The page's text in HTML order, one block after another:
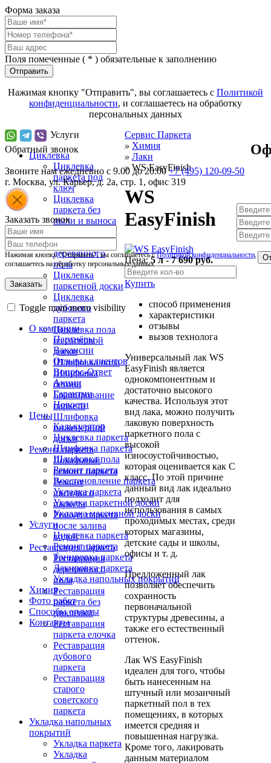
Форма заказа
Поля помеченные ( * ) обязательные к заполнению
Отправить
Нажимая кнопку "Отправить", вы соглашаетесь с Политикой
конфиденциальности, и соглашаетесь на обработку
персональных данных
Обратный звонок
Звоните нам ежедневно с 9.00 до 20.00 +7 (495) 120-09-50
г. Москва, ул. Карьер, д. 2а, стр. 1, офис 319
Заказать звонок
Нажимая кнопку "Отправить", вы соглашаетесь сПолитикой конфиденциальности, и
соглашаетесь на обработку персональных данных
Toggle main menu visibility
О компании
Партнёры
Вакансии
Отзывы клиентов
Вопрос-Ответ
Акции
Гарантии
Новости
Цены
Калькулятор
Циклевка паркета
Шлифовка паркета
Шлифовка пола
Ремонт паркета
Восстановление паркета
Укладка паркета
Укладка паркетной доски
Укладка массивной доски
Услуги
Циклевка паркета
Ремонт паркета
Тонировка паркета
Лакировка паркета
Укладка напольных покрытий
Химия
Фото работ
Способы оплаты
Контакты
Услуги
Циклевка
Циклевка
паркета под
ключ
Циклевка
паркета без
пыли и выноса
Циклевка
деревянного
пола
Циклевка
паркетной доски
Циклевка
дубового
паркета
Циклевка пола
из сосновой
доски
Шлифовка пола
Шлифовка
бетона
Браширование
паркета
Шлифовка
инженерной
доски
Ремонт паркета
Локальный
ремонт паркета
Ремонт
щитового
паркета
Ремонт паркета
после залива
водой
Реставрация паркета
Реставрация
деревянного
пола
Реставрация
паркета без
циклевки
Реставрация
паркета елочка
Реставрация
дубового
паркета
Реставрация
старого
советского
паркета
Укладка напольных
покрытий
Укладка паркета
Укладка
Сервис Паркета
» Химия
» Лаки
» WS EasyFinish
WS
EasyFinish
Цена:5 л - 7 690 руб.
Купить
способ применения
характеристики
отзывы
вызов технолога
Универсальный лак WS
EasyFinish является
однокомпонентным и
достаточно высокого
качества. Используя этот
вид лака, можно получить
лаковую поверхность
паркетного пола с
высокой
износоустойчивостью,
которая оценивается как С
класс. По этой причине
данный вид лак идеально
подходит для
использования в самых
проходимых местах, среди
которых магазины,
детские сады и школы,
офисы и т. д.
Предложенный лак
позволяет обеспечить
сохранность
первоначальной
структуры древесины, а
также его естественный
оттенок.
Лак WS EasyFinish
идеален для того, чтобы
быть нанесенным на
штучный или мозаичный
паркетный пол в тех
помещениях, в которых
имеется средняя и
повышенная нагрузка.
Кроме того, лакировать
данным материалом